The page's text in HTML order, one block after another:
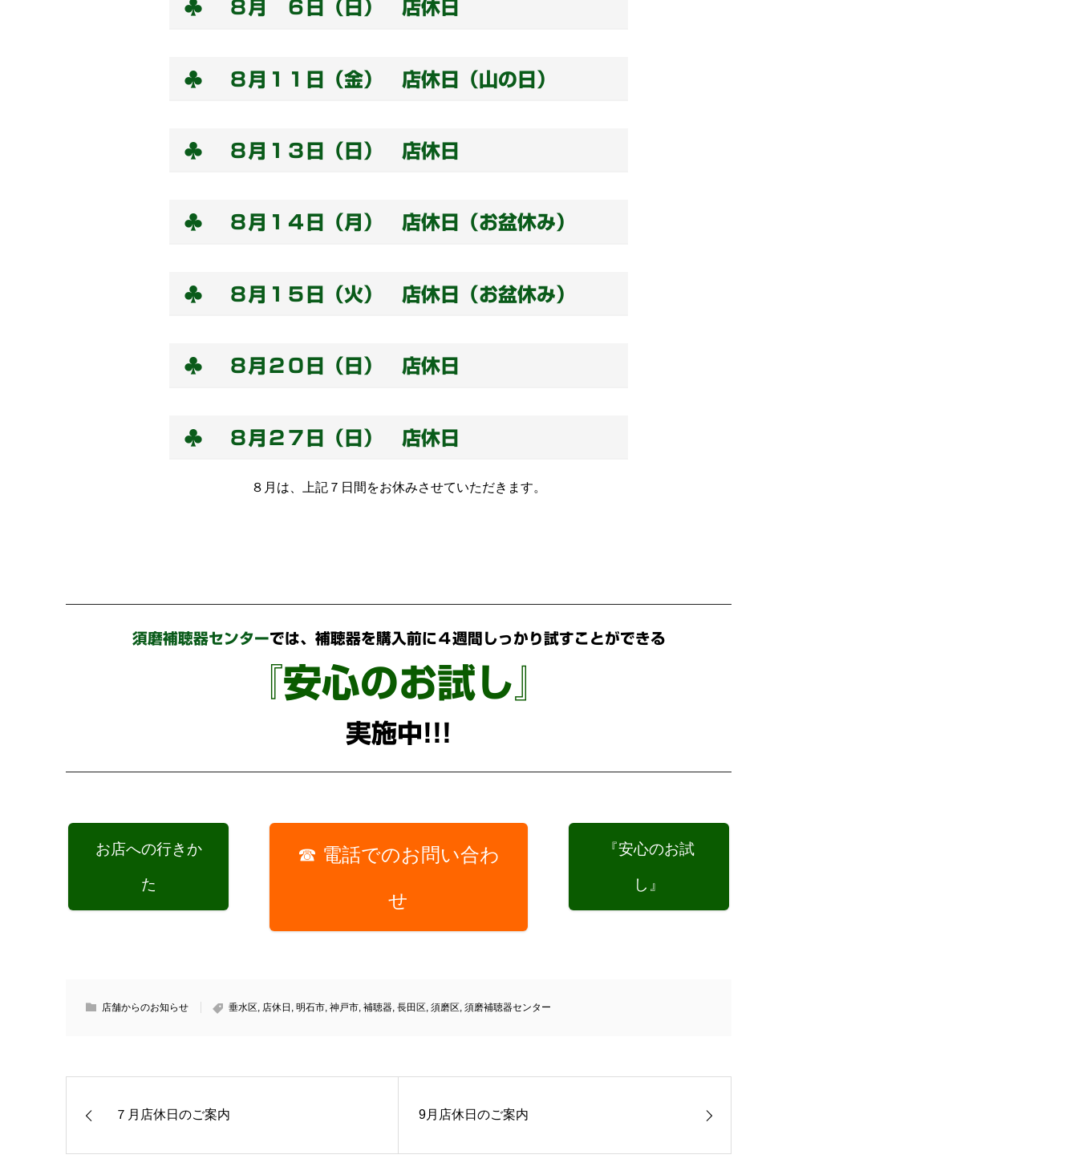
♣ ８月 ６日（日） 店休日
♣ ８月１１日（金） 店休日（山の日）
♣ ８月１３日（日） 店休日
♣ ８月１４日（月） 店休日（お盆休み）
♣ ８月１５日（火） 店休日（お盆休み）
♣ ８月２０日（日） 店休日
♣ ８月２７日（日） 店休日
８月は、上記７日間をお休みさせていただきます。
須磨補聴器センターでは、補聴器を購入前に４週間しっかり試すことができる
『安心のお試し』
実施中!!!
お店への行きか
た
☎ 電話でのお問い合わ
せ
『安心のお試
し』
店舗からのお知らせ 垂水区 店休日 明石市 神戸市 補聴器 長田区 須磨区 須磨補聴器センター
７月店休日のご案内 9月店休日のご案内